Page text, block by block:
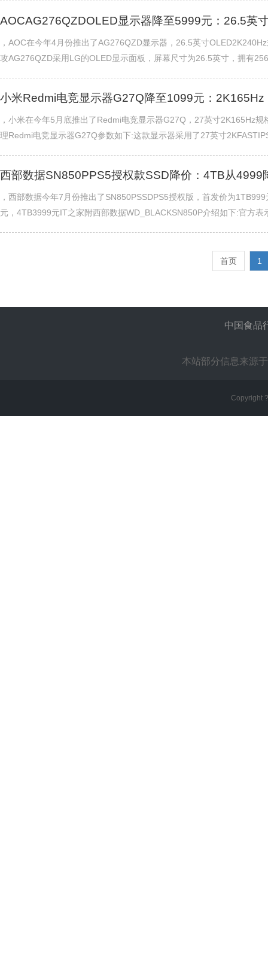
AOCAG276QZDOLED显示器降至5999元：26.5英
，AOC在今年4月份推出了AG276QZD显示器，26.5英寸
攻AG276QZD采用LG的OLED显示面板，屏幕尺寸为26.5英寸，拥有
小米Redmi电竞显示器G27Q降至1099元：2K165Hz
，小米在今年5月底推出了Redmi电竞显示器G27Q，27英寸2K165Hz
理Redmi电竞显示器G27Q参数如下:这款显示器采用了27英寸
西部数据SN850PPS5授权款SSD降价：4TB从4999
，西部数据今年7月份推出了SN850PSSDPS5授权版，首发价为
元，4TB3999元IT之家附西部数据WD_BLACKSN850P介绍如下:官方表
首页 1
中国食品
本站部分信息来源
Copyright